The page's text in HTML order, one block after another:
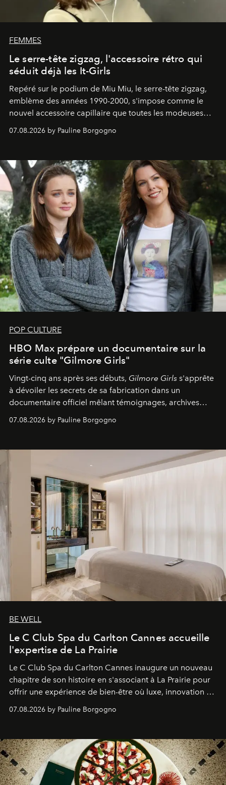
FEMMES
Le serre-tête zigzag, l'accessoire rétro qui
séduit déjà les It-Girls
Repéré sur le podium de Miu Miu, le serre-tête zigzag,
emblème des années 1990-2000, s'impose comme le
nouvel accessoire capillaire que toutes les modeuses
07.08.2026 by Pauline Borgogno
POP CULTURE
HBO Max prépare un documentaire sur la
série culte "Gilmore Girls"
Vingt-cinq ans après ses débuts, Gilmore Girls s'apprête
à dévoiler les secrets de sa fabrication dans un
documentaire officiel mêlant témoignages, archives
générationnel.
07.08.2026 by Pauline Borgogno
BE WELL
Le C Club Spa du Carlton Cannes accueille
l'expertise de La Prairie
Le C Club Spa du Carlton Cannes inaugure un nouveau
chapitre de son histoire en s'associant à La Prairie pour
offrir une expérience de bien-être où luxe, innovation et
07.08.2026 by Pauline Borgogno